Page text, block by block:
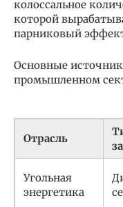
колоссальное
которой
парниковый
Основные
промышленном
Отрасль
Угольная
энергетика